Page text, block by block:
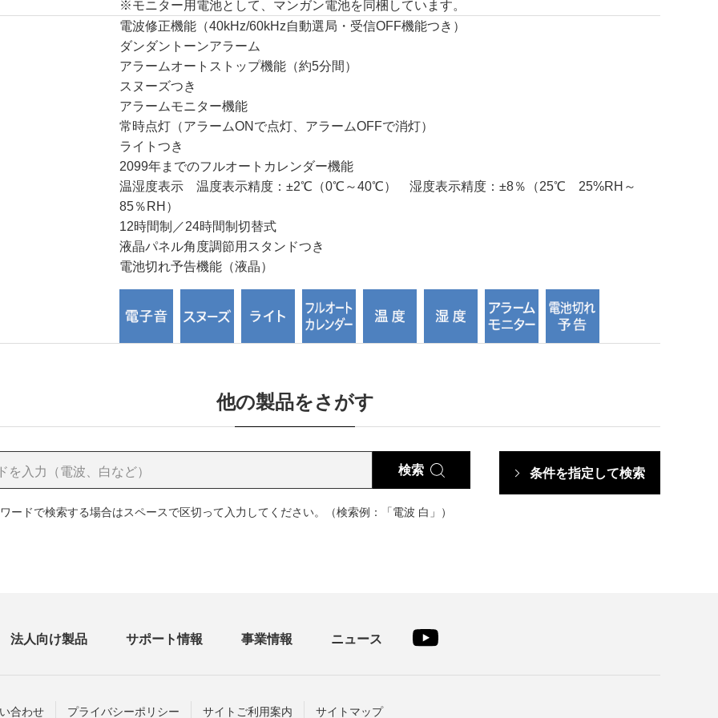
※モニター用電池として、マンガン電池を同梱しています。
電波修正機能（40kHz/60kHz自動選局・受信OFF機能つき）
ダンダントーンアラーム
アラームオートストップ機能（約5分間）
スヌーズつき
アラームモニター機能
常時点灯（アラームONで点灯、アラームOFFで消灯）
ライトつき
2099年までのフルオートカレンダー機能
温湿度表示 温度表示精度：±2℃（0℃～40℃） 湿度表示精度：±8％（25℃ 25%RH～
85％RH）
12時間制／24時間制切替式
液晶パネル角度調節用スタンドつき
電池切れ予告機能（液晶）
他の製品をさがす
検索
ードで検索する場合はスペースで区切って入力してください。（検索例：「電波 白」）
条件を指定して検索
法人向け製品 サポート情報 事業情報 ニュース
合わせ プライバシーポリシー サイトご利用案内 サイトマップ